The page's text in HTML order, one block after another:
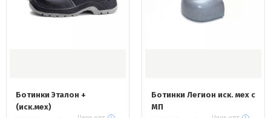
Ботинки Эталон +
(иск.мех)
Ботинки Легион иск. мех с
МП